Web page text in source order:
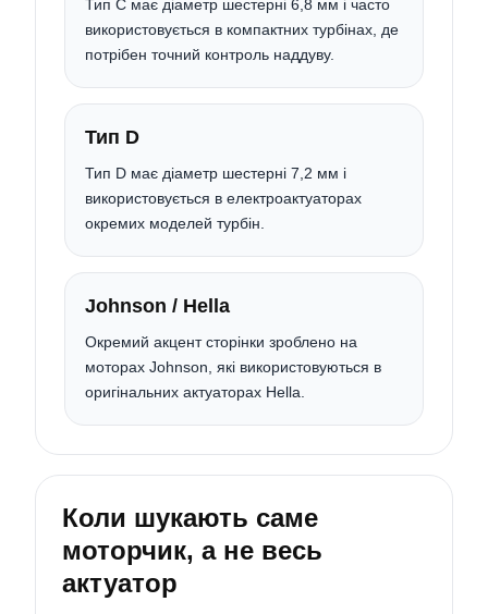
Тип C має діаметр шестерні 6,8 мм і часто
використовується в компактних турбінах, де
потрібен точний контроль наддуву.
Тип D
Тип D має діаметр шестерні 7,2 мм і
використовується в електроактуаторах
окремих моделей турбін.
Johnson / Hella
Окремий акцент сторінки зроблено на
моторах Johnson, які використовуються в
оригінальних актуаторах Hella.
Коли шукають саме
моторчик, а не весь
актуатор